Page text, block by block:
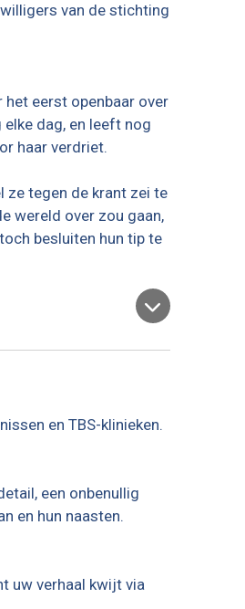
van de stichting
eerst openbaar over
dag, en leeft nog
haar verdriet.
ze tegen de krant zei te
wereld over zou gaan,
besluiten hun tip te
en TBS-klinieken.
een onbenullig
en hun naasten.
uw verhaal kwijt via